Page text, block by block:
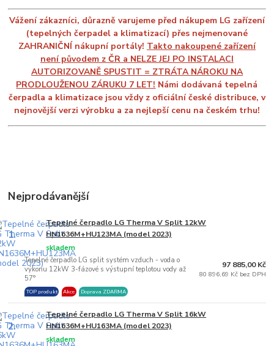
Vážení zákazníci, důrazně varujeme před nákupem LG zařízení
(tepelných čerpadel a klimatizací) přes nejmenované
ZAHRANIČNÍ nákupní portály! Takto nakoupené zařízení
není původem z ČR a NELZE JEJ PO INSTALACI
AUTORIZOVANĚ SPUSTIT = ZTRÁTA NÁROKU NA
PRODLOUŽENOU ZÁRUKU 7 LET! Námi dodávaná tepelná
čerpadla a klimatizace jsou vždy z oficiální české distribuce, v
nejnovější verzi výrobku a za nejlepší cenu na českém trhu!
Nejprodávanější
1.
Tepelné čerpadlo LG Therma V Split 12kW
HN1636M+HU123MA (model 2023)
Tepelné čerpadlo LG split systém vzduch - voda o
výkonu 12kW 3-fázové s výstupní teplotou vody až
57°
skladem
TOP produkt Akce Doprava ZDARMA
97 885,00 Kč
80 896,69 Kč bez DPH
2.
Tepelné čerpadlo LG Therma V Split 16kW
HN1636M+HU163MA (model 2023)
skladem